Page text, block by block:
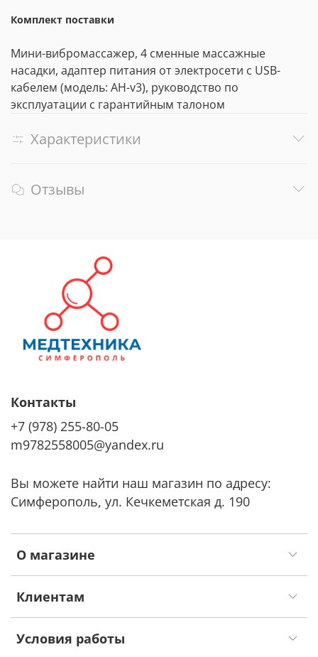
Комплект поставки
Мини-вибромассажер, 4 сменные массажные
насадки, адаптер питания от электросети с USB-
кабелем (модель: AH-v3), руководство по
эксплуатации с гарантийным талоном
Характеристики
Отзывы
О магазине
Клиентам
Условия работы
Контакты
+7 (978) 255-80-05
m9782558005@yandex.ru
Вы можете найти наш магазин по адресу:
Симферополь, ул. Кечкеметская д. 190